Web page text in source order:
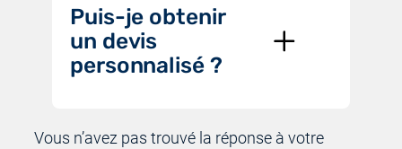
Puis-je obtenir
un devis
personnalisé ?
Vous n’avez pas trouvé la réponse à votre